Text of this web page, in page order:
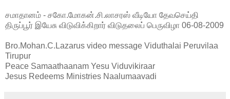
சமாதானம் - சகோ.மோகன்.சி.லாசரஸ் வீடியோ தேவசெய்தி
திருப்பூர் இயேசு விடுவிக்கிறார் விடுதலைப் பெருவிழா 06-08-2009
Bro.Mohan.C.Lazarus video message Viduthalai Peruvilaa
Tirupur
Peace Samaathaanam Yesu Viduvikiraar
Jesus Redeems Ministries Naalumaavadi